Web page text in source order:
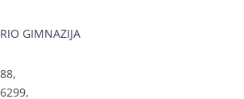
GIMNAZIJA